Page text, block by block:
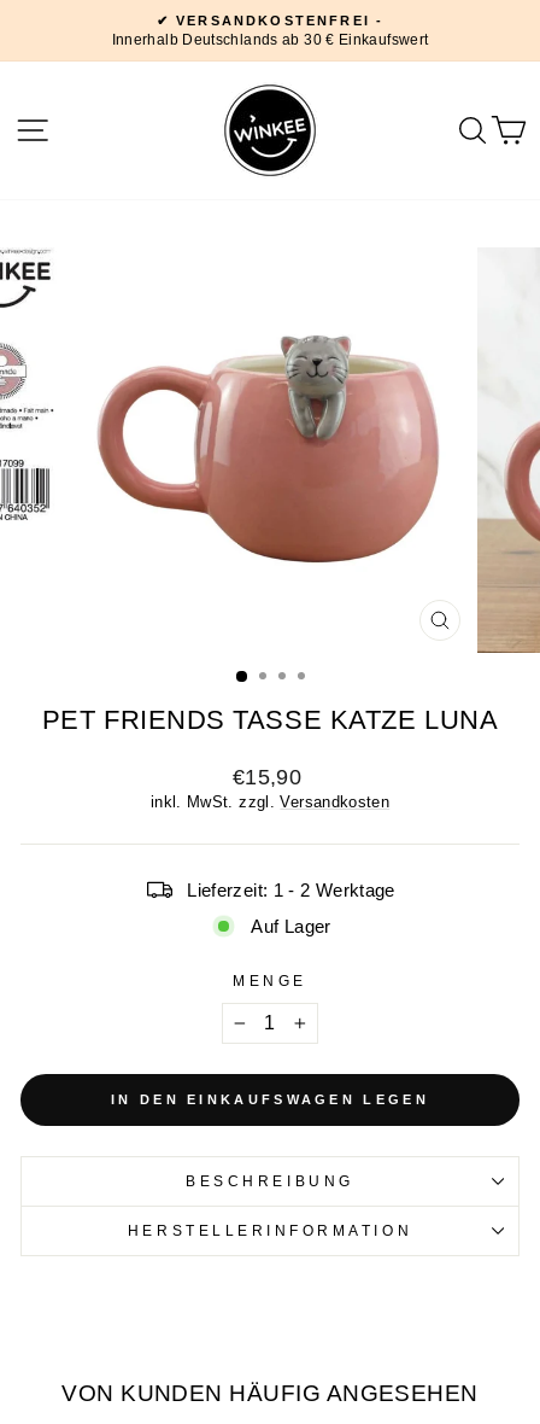
Inhalt
Pause
✔ VERSANDKOSTENFREI -
Innerhalb Deutschlands ab 30 € Einkaufswert
SEITENNAVIGATION
ESC)
PET FRIENDS TASSE KATZE LUNA
Normaler
Preis
€15,90
inkl. MwSt. zzgl.Versandkosten
Lieferzeit: 1 - 2 Werktage
Auf Lager
MENGE
IN DEN EINKAUFSWAGEN LEGEN
BESCHREIBUNG
HERSTELLERINFORMATION
VON KUNDEN HÄUFIG ANGESEHEN